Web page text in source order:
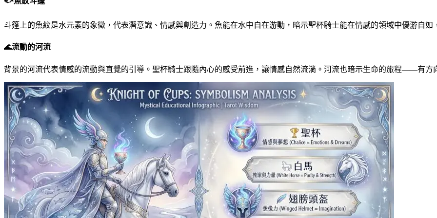
斗篷上的魚紋是水元素的象徵，代表潛意識、情感與創造力。魚能在水中自在游動，暗示聖杯騎士能在情感的領域中優游自如
🌊流動的河流
背景的河流代表情感的流動與直覺的引導。聖杯騎士跟隨內心的感受前進，讓情感自然流淌。河流也暗示生命的旅程——有方